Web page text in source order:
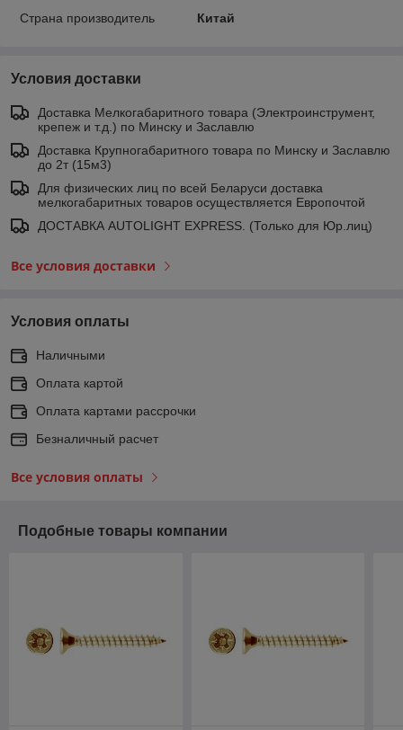
Страна производитель Китай
Условия доставки
Доставка Мелкогабаритного товара (Электроинструмент,
крепеж и т.д.) по Минску и Заславлю
Доставка Крупногабаритного товара по Минску и Заславлю
до 2т (15м3)
Для физических лиц по всей Беларуси доставка
мелкогабаритных товаров осуществляется Европочтой
ДОСТАВКА AUTOLIGHT EXPRESS. (Только для Юр.лиц)
Все условия доставки
Условия оплаты
Наличными
Оплата картой
Оплата картами рассрочки
Безналичный расчет
Все условия оплаты
Подобные товары компании